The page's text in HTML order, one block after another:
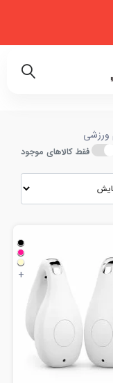
با بهترین
ورزشی
فقط کالاهای موجود
+